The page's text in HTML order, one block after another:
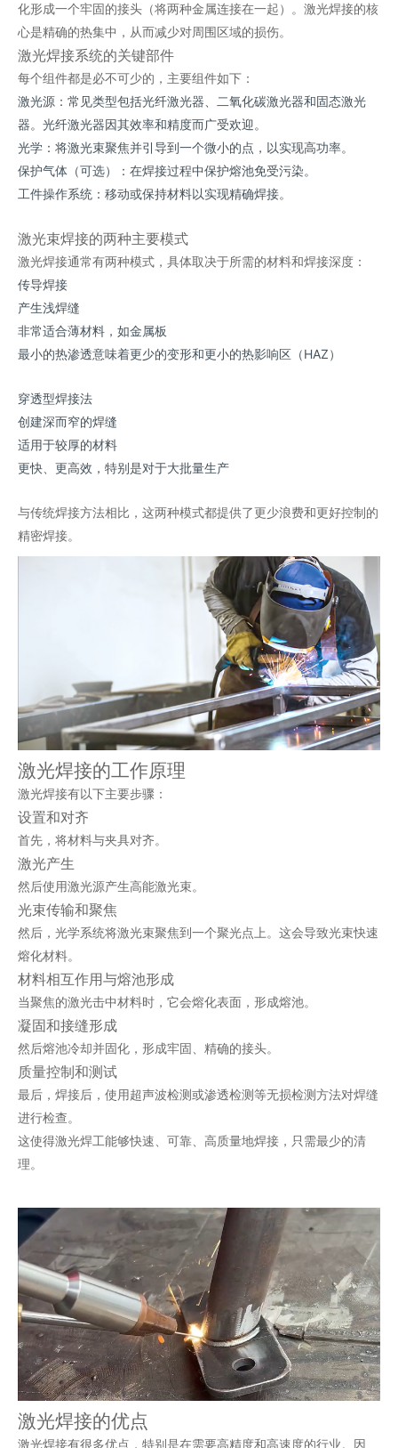
化形成一个牢固的接头（将两种金属连接在一起）。激光焊接的核
心是精确的热集中，从而减少对周围区域的损伤。
激光焊接系统的关键部件
每个组件都是必不可少的，主要组件如下：
激光源：常见类型包括光纤激光器、二氧化碳激光器和固态激光
器。光纤激光器因其效率和精度而广受欢迎。
光学：将激光束聚焦并引导到一个微小的点，以实现高功率。
保护气体（可选）：在焊接过程中保护熔池免受污染。
工件操作系统：移动或保持材料以实现精确焊接。
激光束焊接的两种主要模式
激光焊接通常有两种模式，具体取决于所需的材料和焊接深度：
传导焊接
产生浅焊缝
非常适合薄材料，如金属板
最小的热渗透意味着更少的变形和更小的热影响区（HAZ）
穿透型焊接法
创建深而窄的焊缝
适用于较厚的材料
更快、更高效，特别是对于大批量生产
与传统焊接方法相比，这两种模式都提供了更少浪费和更好控制的
精密焊接。
激光焊接的工作原理
激光焊接有以下主要步骤：
设置和对齐
首先，将材料与夹具对齐。
激光产生
然后使用激光源产生高能激光束。
光束传输和聚焦
然后，光学系统将激光束聚焦到一个聚光点上。这会导致光束快速
熔化材料。
材料相互作用与熔池形成
当聚焦的激光击中材料时，它会熔化表面，形成熔池。
凝固和接缝形成
然后熔池冷却并固化，形成牢固、精确的接头。
质量控制和测试
最后，焊接后，使用超声波检测或渗透检测等无损检测方法对焊缝
进行检查。
这使得激光焊工能够快速、可靠、高质量地焊接，只需最少的清
理。
激光焊接的优点
激光焊接有很多优点，特别是在需要高精度和高速度的行业。因